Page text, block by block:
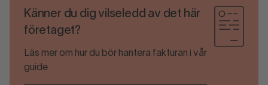
Känner du dig vilseledd av det här
företaget?
Läs mer om hur du bör hantera fakturan i vår
guide